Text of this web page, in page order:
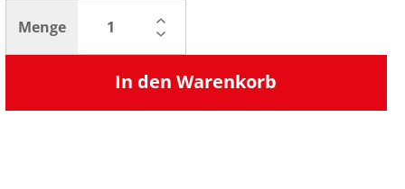
Menge
In den Warenkorb